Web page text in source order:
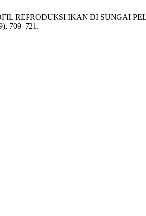
REPRODUKSI IKAN DI SUNGAI
709–721.